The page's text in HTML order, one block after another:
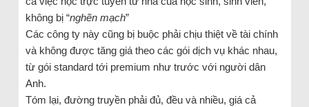
không bị “nghẽn mạch”
Các công ty này cũng bị buộc phải chịu thiệt về tài chính
và không được tăng giá theo các gói dịch vụ khác nhau,
từ gói standard tới premium như trước với người dân
Anh.
Tóm lại, đường truyền phải đủ, đều và nhiều, giá cả